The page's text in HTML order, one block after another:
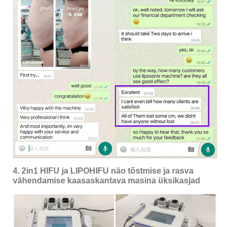
4. 2in1 HIFU ja LIPOHIFU näo tõstmise ja rasva
vähendamise kaasaskantava masina üksikasjad